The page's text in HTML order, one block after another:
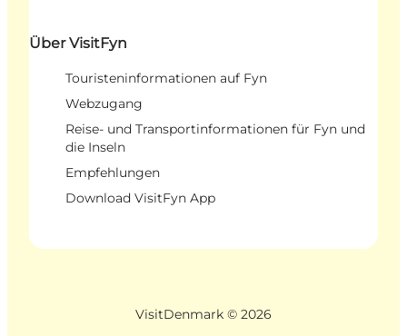
Über VisitFyn
Touristeninformationen auf Fyn
Webzugang
Reise- und Transportinformationen für Fyn und
die Inseln
Empfehlungen
Download VisitFyn App
VisitDenmark © 2026